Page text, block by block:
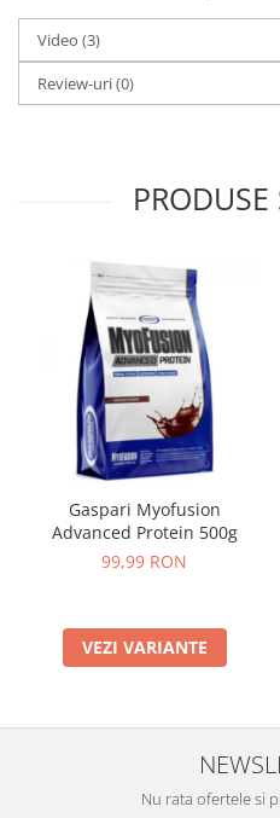
Video (3)
Review-uri(0)
Gaspari Myofusion
Advanced Protein 500g
99,99 RON
VEZI VARIANTE
Nu rata ofertele si